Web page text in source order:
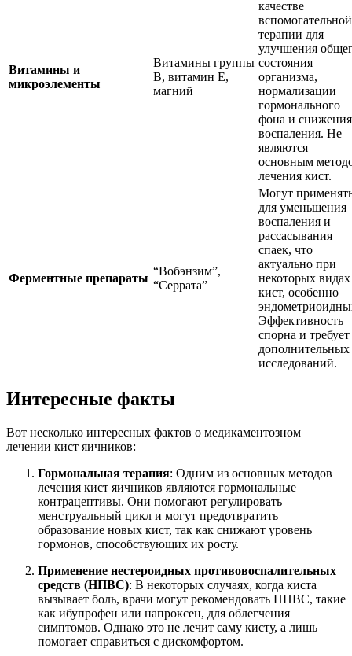
Витамины и
микроэлементы
Витамины группы
В, витамин Е,
магний
качестве
вспомогательной
терапии для
улучшения
состояния
организма,
нормализации
гормонального
фона и снижения
воспаления. Не
являются
основным
лечения кист.
Ферментные препараты
“Вобэнзим”,
“Серрата”
Могут
для уменьшения
воспаления и
рассасывания
спаек, что
актуально при
некоторых видах
кист, особенно
Эффективность
спорна и требует
дополнительных
исследований.
Интересные факты
Вот несколько интересных фактов о медикаментозном
лечении кист яичников:
Гормональная терапия: Одним из основных методов
лечения кист яичников являются гормональные
контрацептивы. Они помогают регулировать
менструальный цикл и могут предотвратить
образование новых кист, так как снижают уровень
гормонов, способствующих их росту.
Применение нестероидных противовоспалительных
средств (НПВС): В некоторых случаях, когда киста
вызывает боль, врачи могут рекомендовать НПВС, такие
как ибупрофен или напроксен, для облегчения
симптомов. Однако это не лечит саму кисту, а лишь
помогает справиться с дискомфортом.